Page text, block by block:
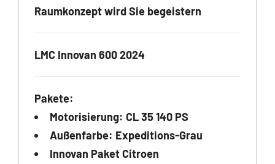
Raumkonzept wird Sie begeistern
LMC Innovan 600 2024
Pakete:
Motorisierung: CL 35 140 PS
Außenfarbe: Expeditions-Grau
Innovan Paket Citroen